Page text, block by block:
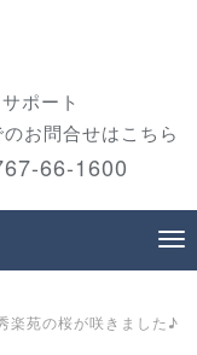
ポート
お問合せはこちら
66-1600
楽苑の桜が咲きました♪